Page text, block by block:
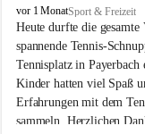
V
o
l
k
s
s
c
h
vor 1 MonatSport & Freizeit
Heute durfte die gesamte
spannende Tennis-
Tennisplatz in Payerbach
Kinder hatten viel Spaß
Erfahrungen mit dem
sammeln. Herzlichen